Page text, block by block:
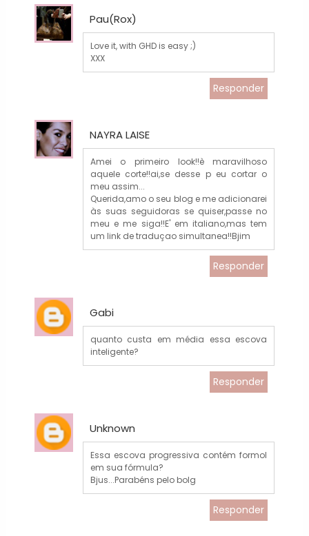
Pau(Rox)
Love it, with GHD is easy ;)
XXX
Responder
NAYRA LAISE
Amei o primeiro look!!è maravilhoso
aquele corte!!ai,se desse p eu cortar o
meu assim...
Querida,amo o seu blog e me adicionarei
às suas seguidoras se quiser,passe no
meu e me siga!!E' em italiano,mas tem
um link de traduçao simultanea!!Bjim
Responder
Gabi
quanto custa em média essa escova
inteligente?
Responder
Unknown
Essa escova progressiva contém formol
em sua fórmula?
Bjus...Parabéns pelo bolg
Responder